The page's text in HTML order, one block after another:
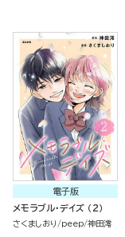
電子版
メモラブル・デイズ （2）
さくましおり peep 神田澪